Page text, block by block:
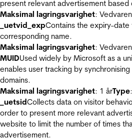
present relevant advertisement
Maksimal lagringsvarighet:
_uetvid_expContains the expiry-
corresponding name.
Maksimal lagringsvarighet:
MUIDUsed widely by Microsoft as a
enables user tracking by
domains.
Maksimal lagringsvarighet: 1 årType
_uetsidCollects data on visitor
order to present more relevant
website to limit the number of times
advertisement.